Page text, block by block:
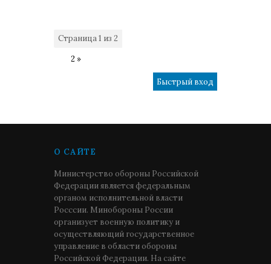
Страница1 из 2
2 »
О САЙТЕ
Министерство обороны Российской
Федерации является федеральным
органом исполнительной власти
Росссии. Минобороны России
организует военную политику и
осуществляющий государственное
управление в области обороны
Российской Федерации. На сайте